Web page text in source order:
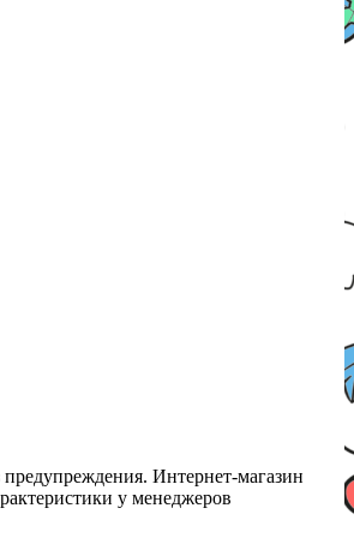
Интернет-магазин
у менеджеров